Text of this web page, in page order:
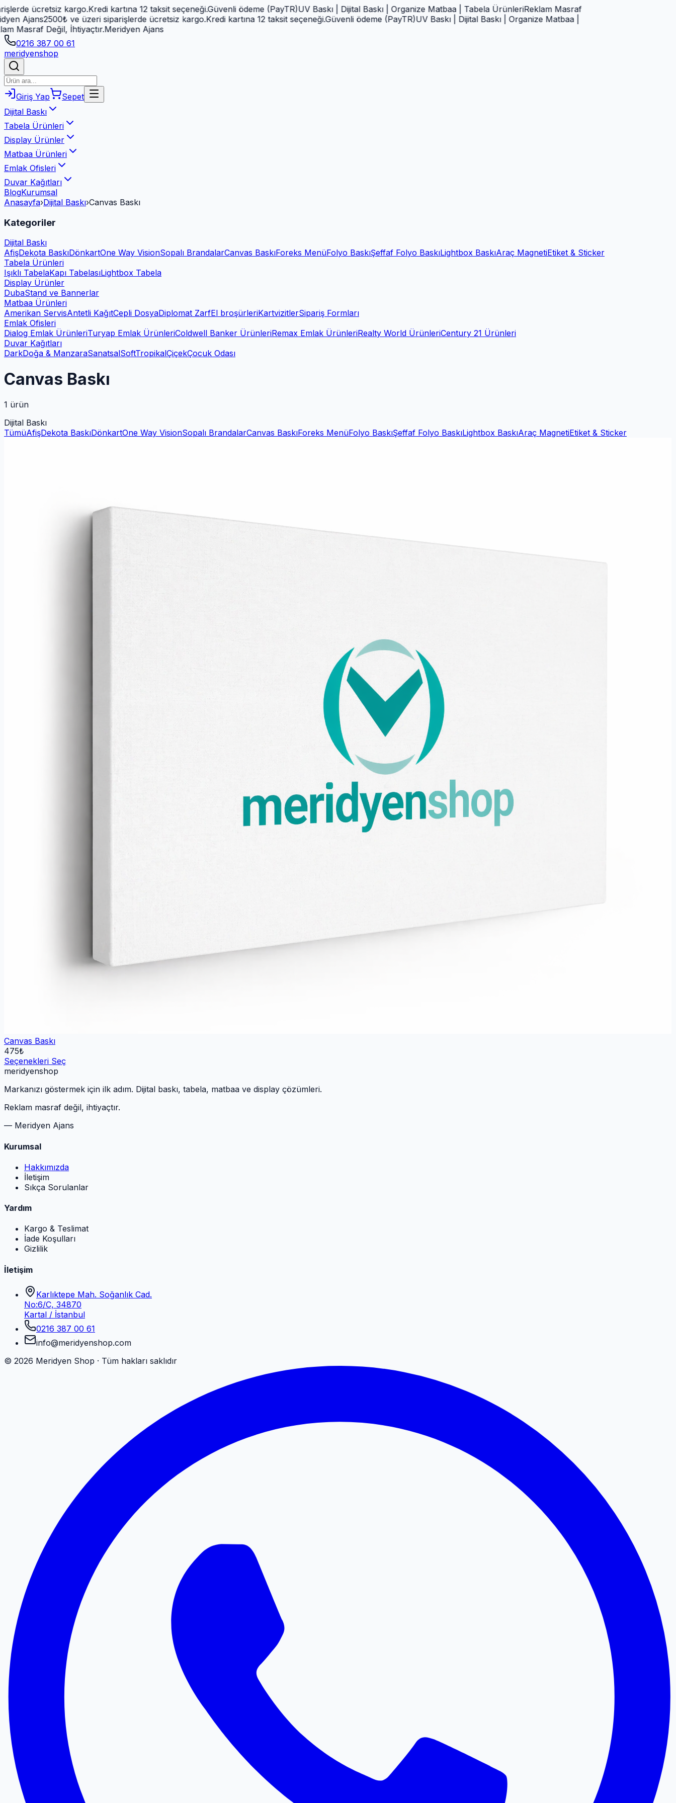
ücretsiz kargo.Kredi kartına 12 taksit seçeneği.Güvenli ödeme (PayTR)UV Baskı | Dijital Baskı | Organize Matbaa | Tabela ÜrünleriReklam Masraf
2500₺ ve üzeri siparişlerde ücretsiz kargo.Kredi kartına 12 taksit seçeneği.Güvenli ödeme (PayTR)UV Baskı | Dijital Baskı | Organize Matbaa |
Değil, İhtiyaçtır.Meridyen Ajans
0216 387 00 61
meridyenshop
Giriş Yap
Sepet
Dijital Baskı
Tabela Ürünleri
Display Ürünler
Matbaa Ürünleri
Emlak Ofisleri
Duvar Kağıtları
BlogKurumsal
Anasayfa›Dijital Baskı›Canvas Baskı
Kategoriler
Dijital Baskı
AfişDekota BaskıDönkartOne Way VisionSopalı BrandalarCanvas BaskıForeks MenüFolyo BaskıŞeffaf Folyo BaskıLightbox BaskıAraç MagnetiEtiket & Sticker
Tabela Ürünleri
Işıklı TabelaKapı TabelasıLightbox Tabela
Display Ürünler
DubaStand ve Bannerlar
Matbaa Ürünleri
Amerikan ServisAntetli KağıtCepli DosyaDiplomat ZarfEl broşürleriKartvizitlerSipariş Formları
Emlak Ofisleri
Dialog Emlak ÜrünleriTuryap Emlak ÜrünleriColdwell Banker ÜrünleriRemax Emlak ÜrünleriRealty World ÜrünleriCentury 21 Ürünleri
Duvar Kağıtları
DarkDoğa & ManzaraSanatsalSoftTropikalÇiçekÇocuk Odası
Canvas Baskı
1 ürün
Dijital Baskı
TümüAfişDekota BaskıDönkartOne Way VisionSopalı BrandalarCanvas BaskıForeks MenüFolyo BaskıŞeffaf Folyo BaskıLightbox BaskıAraç MagnetiEtiket & Sticker
Canvas Baskı
475₺
Seçenekleri Seç
meridyenshop
Markanızı göstermek için ilk adım. Dijital baskı, tabela, matbaa ve display çözümleri.
Reklam masraf değil, ihtiyaçtır.
— Meridyen Ajans
Kurumsal
Hakkımızda
İletişim
Sıkça Sorulanlar
Yardım
Kargo & Teslimat
İade Koşulları
Gizlilik
İletişim
Karlıktepe Mah. Soğanlık Cad.
No:6/C, 34870
Kartal / İstanbul
0216 387 00 61
info@meridyenshop.com
© 2026 Meridyen Shop · Tüm hakları saklıdır